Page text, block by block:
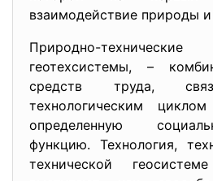
взаимодействие природы и
Природно-технические
геотехсистемы, –
средств труда,
технологическим
определенную
функцию. Технология,
технической